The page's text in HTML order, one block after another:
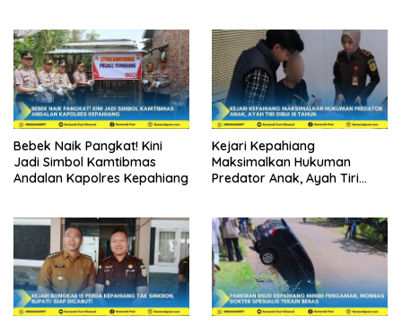
Bebek Naik Pangkat! Kini
Jadi Simbol Kamtibmas
Andalan Kapolres Kepahiang
Kejari Kepahiang
Maksimalkan Hukuman
Predator Anak, Ayah Tiri